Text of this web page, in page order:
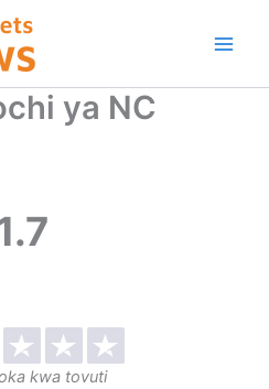
ya NC
kwa tovuti